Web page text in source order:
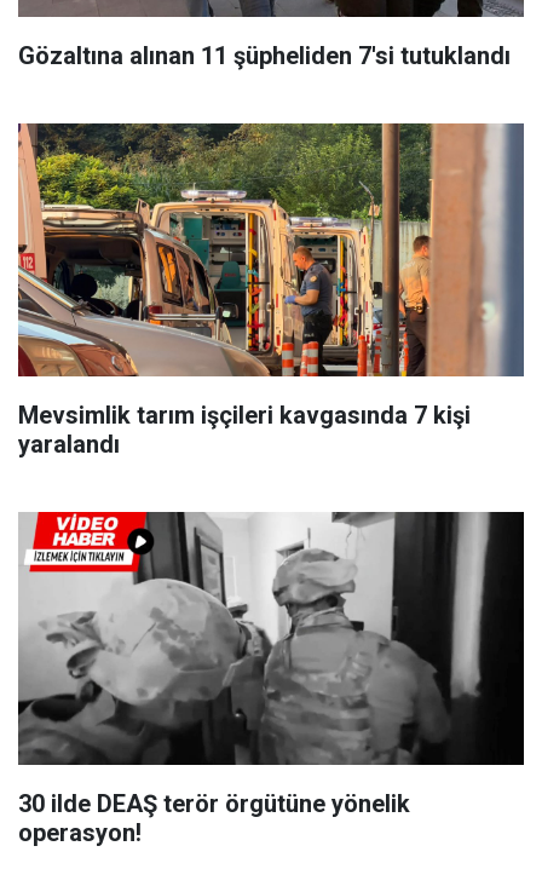
Gözaltına alınan 11 şüpheliden 7'si tutuklandı
Mevsimlik tarım işçileri kavgasında 7 kişi
yaralandı
30 ilde DEAŞ terör örgütüne yönelik
operasyon!